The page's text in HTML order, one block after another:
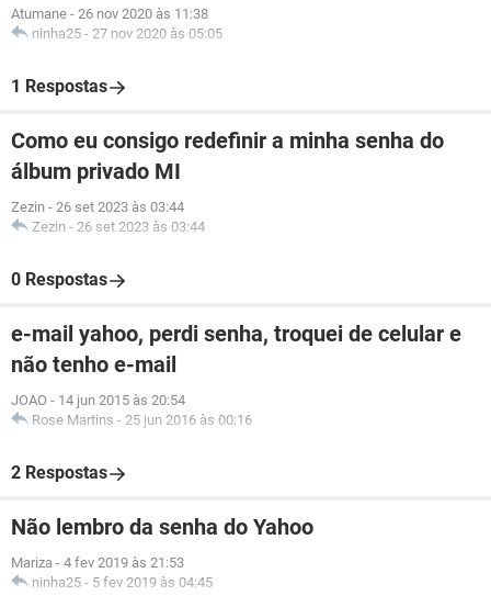
Atumane - 26 nov 2020 às 11:38
ninha25 - 27 nov 2020 às 05:05
1 Respostas
Como eu consigo redefinir a minha senha do
álbum privado MI
Zezin - 26 set 2023 às 03:44
Zezin - 26 set 2023 às 03:44
0 Respostas
e-mail yahoo, perdi senha, troquei de celular e
não tenho e-mail
JOAO - 14 jun 2015 às 20:54
Rose Martins - 25 jun 2016 às 00:16
2 Respostas
Não lembro da senha do Yahoo
Mariza - 4 fev 2019 às 21:53
ninha25 - 5 fev 2019 às 04:45